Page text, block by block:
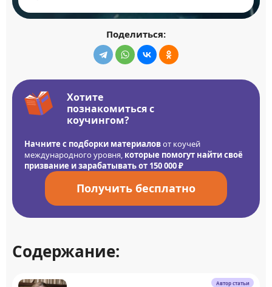
Поделиться:
Хотите
познакомиться с
коучингом?
Начните с подборки материаловот коучей
международного уровня, которые помогут найти своё
призвание и зарабатывать от 150 000 ₽
Получить бесплатно
Содержание:
Автор статьи